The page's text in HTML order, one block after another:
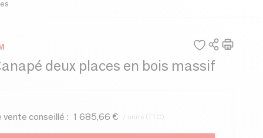
deux places en bois massif
vente conseillé : 1 685,66 € / unité (TTC)